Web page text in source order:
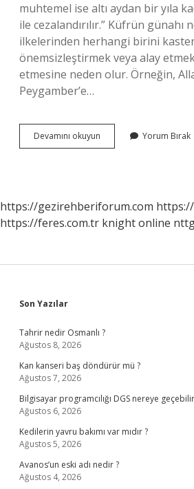
muhtemel ise altı aydan bir yıla
ile cezalandırılır.” Küfrün günahı
ilkelerinden herhangi birini
önemsizleştirmek veya alay
etmesine neden olur. Örneğin,
Peygamber’e…
Devamını okuyun
Küfür
Yorum Bırak
https://gezirehberiforum.com
https://feres.com.tr knight online
Sidebar
Son Yazılar
Tahrir nedir Osmanlı ?
Ağustos 8, 2026
Kan kanseri baş döndürür mü ?
Ağustos 7, 2026
Bilgisayar programcılığı DGS nereye
Ağustos 6, 2026
Kedilerin yavru bakımı var mıdır ?
Ağustos 5, 2026
Avanos’un eski adı nedir ?
Ağustos 4, 2026